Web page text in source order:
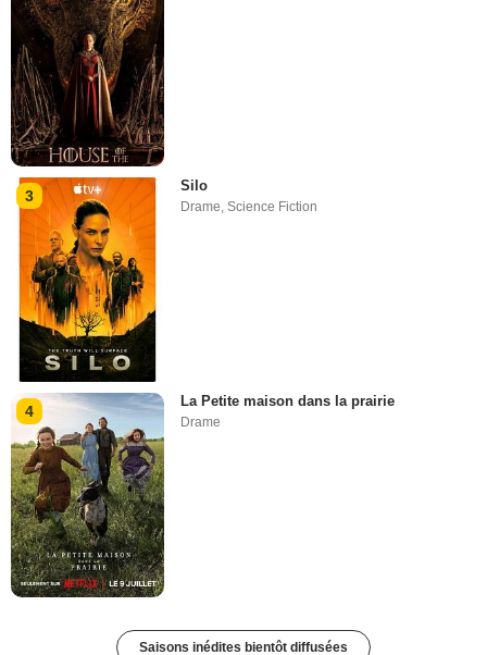
3
Silo
Drame ,Science Fiction
4
La Petite maison dans la prairie
Drame
Saisons inédites bientôt diffusées